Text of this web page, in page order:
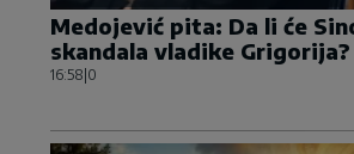
Medojević pita: Da li će
skandala vladike Grigorija?
16:58 0